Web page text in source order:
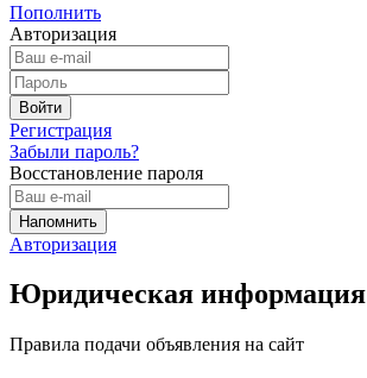
Пополнить
Авторизация
Регистрация
Забыли пароль?
Восстановление пароля
Авторизация
Юридическая информация
Правила подачи объявления на сайт